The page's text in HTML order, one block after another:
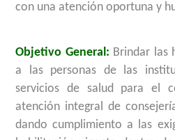
con una atención oportuna y
Objetivo General: Brindar las
a las personas de las
servicios de salud para el
atención integral de
dando cumplimiento a las